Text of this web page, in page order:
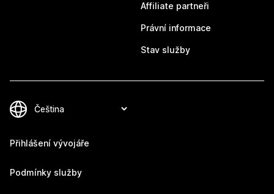
Affiliate partneři
Právní informace
Stav služby
Přihlášení vývojáře
Podmínky služby